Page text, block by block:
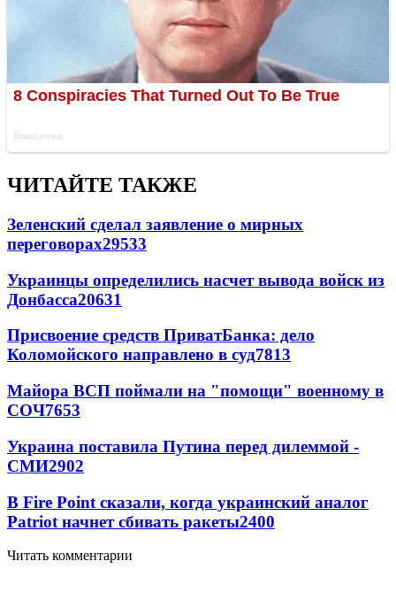
ЧИТАЙТЕ ТАКЖЕ
Зеленский сделал заявление о мирных
переговорах29533
Украинцы определились насчет вывода войск из
Донбасса20631
Присвоение средств ПриватБанка: дело
Коломойского направлено в суд7813
Майора ВСП поймали на "помощи" военному в
СОЧ7653
Украина поставила Путина перед дилеммой -
СМИ2902
В Fire Point сказали, когда украинский аналог
Patriot начнет сбивать ракеты2400
Читать комментарии